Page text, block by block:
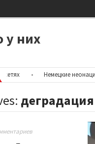
у них
• Немецкие